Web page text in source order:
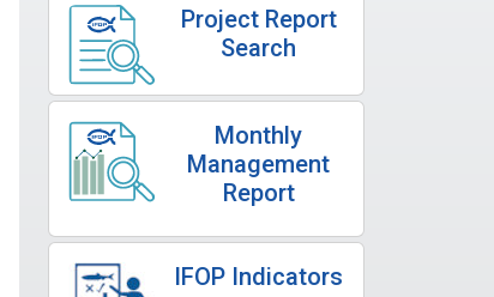
Project Report
Search
Monthly
Management
Report
IFOP Indicators